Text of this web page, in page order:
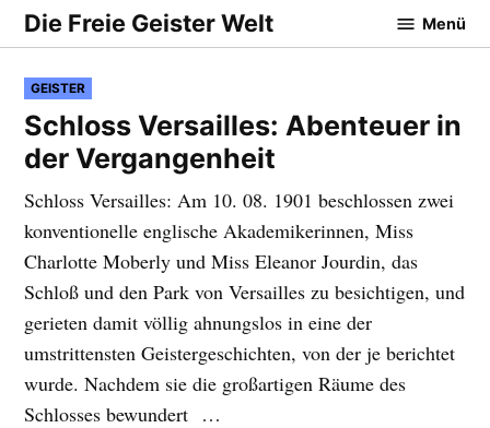
Zum
Inhalt
springen
Die Freie Geister Welt Menü
VERÖFFENTLICHT
IN
GEISTER
Schloss Versailles: Abenteuer in
der Vergangenheit
Schloss Versailles: Am 10. 08. 1901 beschlossen zwei
konventionelle englische Akademikerinnen, Miss
Charlotte Moberly und Miss Eleanor Jourdin, das
Schloß und den Park von Versailles zu besichtigen, und
gerieten damit völlig ahnungslos in eine der
umstrittensten Geistergeschichten, von der je berichtet
wurde. Nachdem sie die großartigen Räume des
Schlosses bewundert …